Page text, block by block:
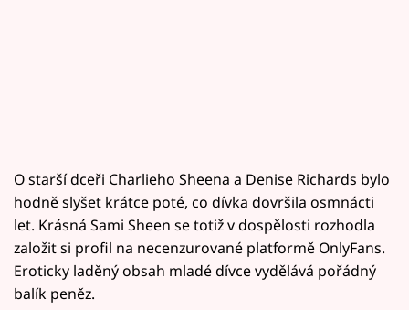
O starší dceři Charlieho Sheena a Denise Richards bylo
hodně slyšet krátce poté, co dívka dovršila osmnácti
let. Krásná Sami Sheen se totiž v dospělosti rozhodla
založit si profil na necenzurované platformě OnlyFans.
Eroticky laděný obsah mladé dívce vydělává pořádný
balík peněz.